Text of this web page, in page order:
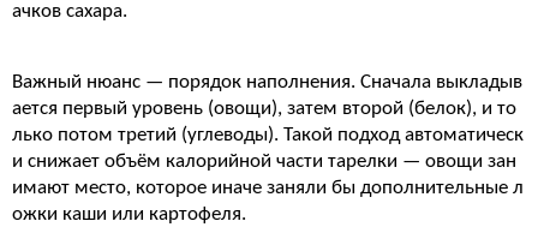
ачков сахара.
Важный нюанс — порядок наполнения. Сначала выкладыв
ается первый уровень (овощи), затем второй (белок), и то
лько потом третий (углеводы). Такой подход автоматическ
и снижает объём калорийной части тарелки — овощи зан
имают место, которое иначе заняли бы дополнительные л
ожки каши или картофеля.